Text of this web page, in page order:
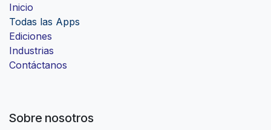
Inicio
Todas las Apps
Ediciones
Industrias
Contáctanos
Sobre nosotros